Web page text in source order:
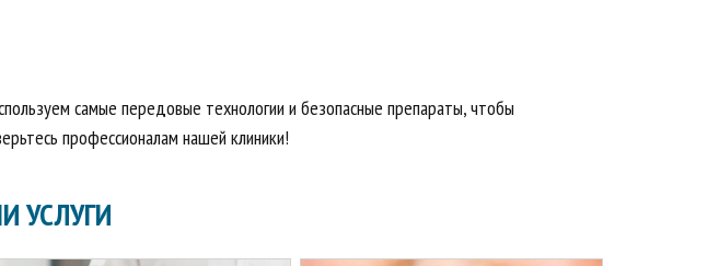
самые передовые технологии и безопасные препараты, чтобы
профессионалам нашей клиники!
УСЛУГИ